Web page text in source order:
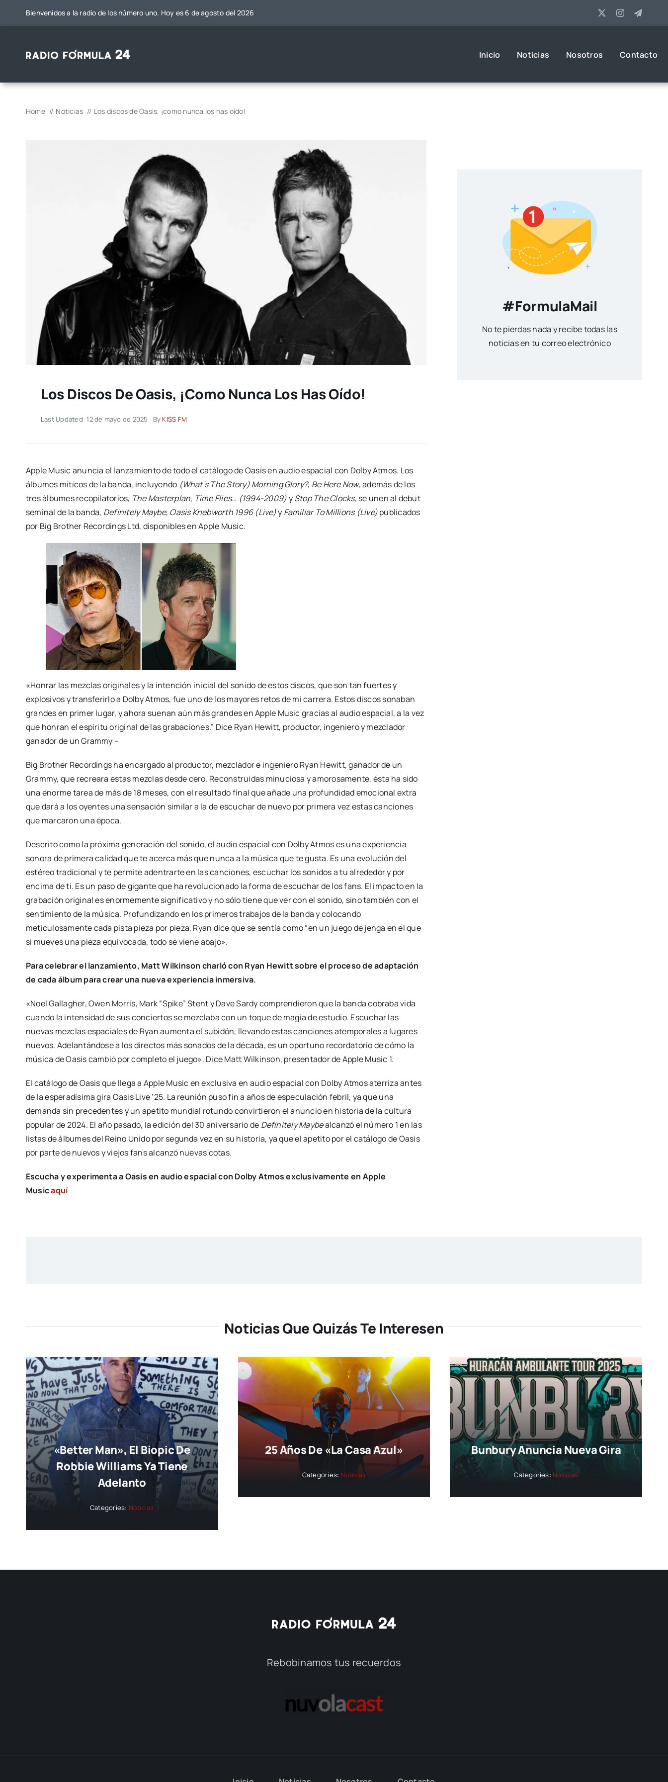
Bienvenidos a la radio de los número uno. Hoy es 6 de agosto del 2026
Inicio Noticias Nosotros Contacto
Home Noticias Los discos de Oasis, ¡como nunca los has oído!
Los Discos De Oasis, ¡como Nunca Los Has Oído!
Last Updated: 12 de mayo de 2025 By KISS FM
Apple Music anuncia el lanzamiento de todo el catálogo de Oasis en audio espacial con Dolby Atmos. Los
álbumes míticos de la banda, incluyendo (What’s The Story) Morning Glory?, Be Here Now, además de los
tres álbumes recopilatorios, The Masterplan, Time Flies… (1994-2009)yStop The Clocks, se unen al debut
seminal de la banda, Definitely Maybe, Oasis Knebworth 1996 (Live)y Familiar To Millions (Live)publicados
por Big Brother Recordings Ltd, disponibles en Apple Music.
«Honrar las mezclas originales y la intención inicial del sonido de estos discos, que son tan fuertes y
explosivos y transferirlo a Dolby Atmos, fue uno de los mayores retos de mi carrera. Estos discos sonaban
grandes en primer lugar, y ahora suenan aún más grandes en Apple Music gracias al audio espacial, a la vez
que honran el espíritu original de las grabaciones.” Dice Ryan Hewitt, productor, ingeniero y mezclador
ganador de un Grammy –
Big Brother Recordings ha encargado al productor, mezclador e ingeniero Ryan Hewitt, ganador de un
Grammy, que recreara estas mezclas desde cero. Reconstruidas minuciosa y amorosamente, ésta ha sido
una enorme tarea de más de 18 meses, con el resultado final que añade una profundidad emocional extra
que dará a los oyentes una sensación similar a la de escuchar de nuevo por primera vez estas canciones
que marcaron una época.
Descrito como la próxima generación del sonido, el audio espacial con Dolby Atmos es una experiencia
sonora de primera calidad que te acerca más que nunca a la música que te gusta. Es una evolución del
estéreo tradicional y te permite adentrarte en las canciones, escuchar los sonidos a tu alrededor y por
encima de ti. Es un paso de gigante que ha revolucionado la forma de escuchar de los fans. El impacto en la
grabación original es enormemente significativo y no sólo tiene que ver con el sonido, sino también con el
sentimiento de la música. Profundizando en los primeros trabajos de la banda y colocando
meticulosamente cada pista pieza por pieza, Ryan dice que se sentía como “en un juego de jenga en el que
si mueves una pieza equivocada, todo se viene abajo».
Para celebrar el lanzamiento, Matt Wilkinson charló con Ryan Hewitt sobre el proceso de adaptación
de cada álbum para crear una nueva experiencia inmersiva.
«Noel Gallagher, Owen Morris, Mark “Spike” Stent y Dave Sardy comprendieron que la banda cobraba vida
cuando la intensidad de sus conciertos se mezclaba con un toque de magia de estudio. Escuchar las
nuevas mezclas espaciales de Ryan aumenta el subidón, llevando estas canciones atemporales a lugares
nuevos. Adelantándose a los directos más sonados de la década, es un oportuno recordatorio de cómo la
música de Oasis cambió por completo el juego». Dice Matt Wilkinson, presentador de Apple Music 1.
El catálogo de Oasis que llega a Apple Music en exclusiva en audio espacial con Dolby Atmos aterriza antes
de la esperadísima gira Oasis Live ’25. La reunión puso fin a años de especulación febril, ya que una
demanda sin precedentes y un apetito mundial rotundo convirtieron el anuncio en historia de la cultura
popular de 2024. El año pasado, la edición del 30 aniversario de Definitely Maybealcanzó el número 1 en las
listas de álbumes del Reino Unido por segunda vez en su historia, ya que el apetito por el catálogo de Oasis
por parte de nuevos y viejos fans alcanzó nuevas cotas.
Escucha y experimenta a Oasis en audio espacial con Dolby Atmos exclusivamente en Apple
Musicaquí
#FormulaMail
No te pierdas nada y recibe todas las
noticias en tu correo electrónico
Noticias Que Quizás Te Interesen
«Better Man», El Biopic De
Robbie Williams Ya Tiene
Adelanto
Categories: Noticias
25 Años De «La Casa Azul»
Categories: Noticias
Bunbury Anuncia Nueva Gira
Categories: Noticias
Rebobinamos tus recuerdos